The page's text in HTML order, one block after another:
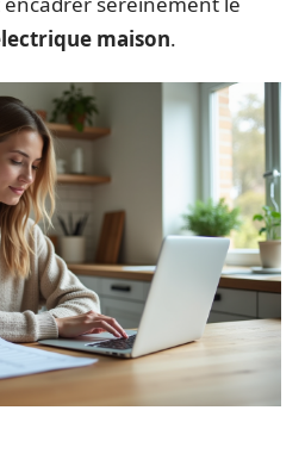
maison.